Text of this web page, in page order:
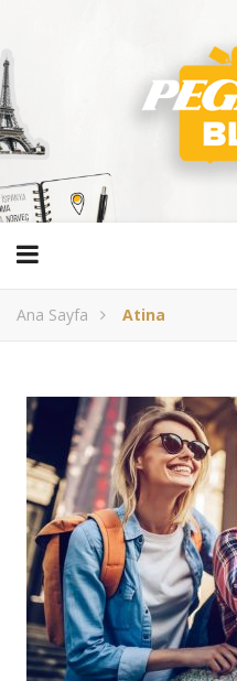
Ana Sayfa Atina